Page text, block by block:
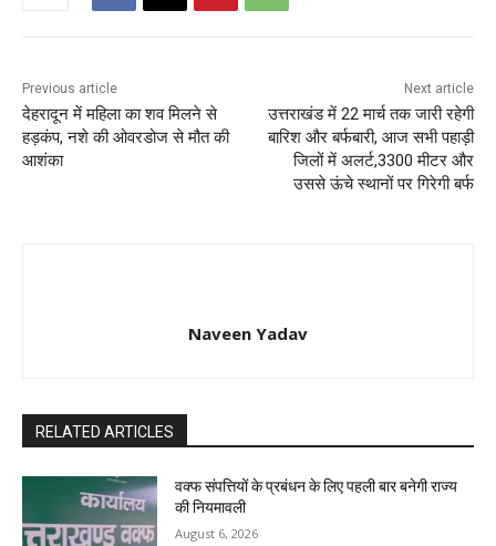
Previous article
देहरादून में महिला का शव मिलने से
हड़कंप, नशे की ओवरडोज से मौत की
आशंका
Next article
उत्तराखंड में 22 मार्च तक जारी रहेगी
बारिश और बर्फबारी, आज सभी पहाड़ी
जिलों में अलर्ट,3300 मीटर और
उससे ऊंचे स्थानों पर गिरेगी बर्फ
Naveen Yadav
RELATED ARTICLES
वक्फ संपत्तियों के प्रबंधन के लिए पहली बार बनेगी राज्य
की नियमावली
August 6, 2026